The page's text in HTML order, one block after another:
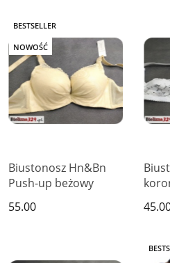
BESTSELLER
NOWOŚĆ
Biustonosz Hn&Bn
Push-up beżowy
55.00